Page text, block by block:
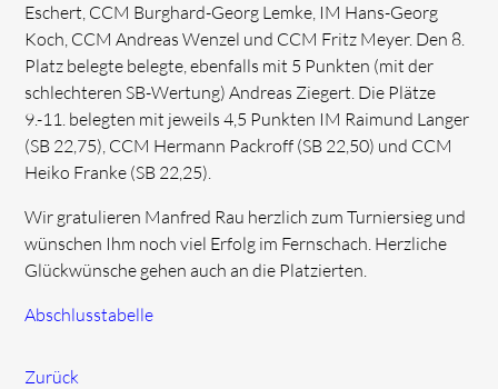
Eschert, CCM Burghard-Georg Lemke, IM Hans-Georg
Koch, CCM Andreas Wenzel und CCM Fritz Meyer. Den 8.
Platz belegte belegte, ebenfalls mit 5 Punkten (mit der
schlechteren SB-Wertung) Andreas Ziegert. Die Plätze
9.-11. belegten mit jeweils 4,5 Punkten IM Raimund Langer
(SB 22,75), CCM Hermann Packroff (SB 22,50) und CCM
Heiko Franke (SB 22,25).
Wir gratulieren Manfred Rau herzlich zum Turniersieg und
wünschen Ihm noch viel Erfolg im Fernschach. Herzliche
Glückwünsche gehen auch an die Platzierten.
Abschlusstabelle
Zurück